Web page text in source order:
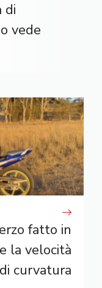
di
vede
fatto in
la velocità
di curvatura